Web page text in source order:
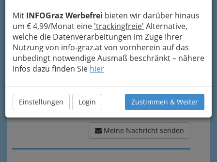
Mit INFOGraz Werbefrei bieten wir darüber hinaus
um € 4,99/Monat eine 'trackingfreie' Alternative,
welche die Datenverarbeitungen im Zuge Ihrer
Nutzung von info-graz.at von vornherein auf das
unbedingt notwendige Ausmaß beschränkt – nähere
Infos dazu finden Sie hier
Einstellungen Login Zustimmen & Weiter
Meine Nachricht
Meine Nachricht senden